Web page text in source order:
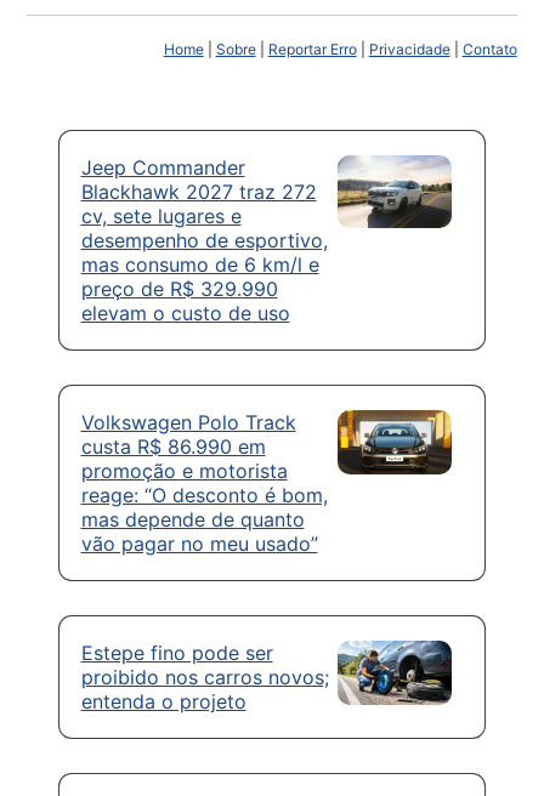
Home| Sobre| Reportar Erro| Privacidade| Contato
Jeep Commander
Blackhawk 2027 traz 272
cv, sete lugares e
desempenho de esportivo,
mas consumo de 6 km/l e
preço de R$ 329.990
elevam o custo de uso
Volkswagen Polo Track
custa R$ 86.990 em
promoção e motorista
reage: “O desconto é bom,
mas depende de quanto
vão pagar no meu usado”
Estepe fino pode ser
proibido nos carros novos;
entenda o projeto